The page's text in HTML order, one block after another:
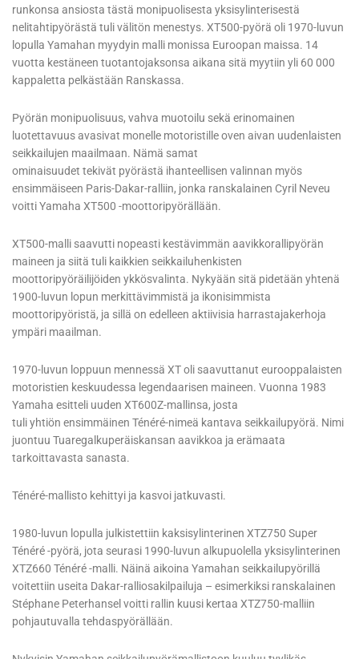
runkonsa ansiosta tästä monipuolisesta yksisylinterisestä
nelitahtipyörästä tuli välitön menestys. XT500-pyörä oli 1970-luvun
lopulla Yamahan myydyin malli monissa Euroopan maissa. 14
vuotta kestäneen tuotantojaksonsa aikana sitä myytiin yli 60 000
kappaletta pelkästään Ranskassa.
Pyörän monipuolisuus, vahva muotoilu sekä erinomainen
luotettavuus avasivat monelle motoristille oven aivan uudenlaisten
seikkailujen maailmaan. Nämä samat
ominaisuudet tekivät pyörästä ihanteellisen valinnan myös
ensimmäiseen Paris-Dakar-ralliin, jonka ranskalainen Cyril Neveu
voitti Yamaha XT500 -moottoripyörällään.
XT500-malli saavutti nopeasti kestävimmän aavikkorallipyörän
maineen ja siitä tuli kaikkien seikkailuhenkisten
moottoripyöräilijöiden ykkösvalinta. Nykyään sitä pidetään yhtenä
1900-luvun lopun merkittävimmistä ja ikonisimmista
moottoripyöristä, ja sillä on edelleen aktiivisia harrastajakerhoja
ympäri maailman.
1970-luvun loppuun mennessä XT oli saavuttanut eurooppalaisten
motoristien keskuudessa legendaarisen maineen. Vuonna 1983
Yamaha esitteli uuden XT600Z-mallinsa, josta
tuli yhtiön ensimmäinen Ténéré-nimeä kantava seikkailupyörä. Nimi
juontuu Tuaregalkuperäiskansan aavikkoa ja erämaata
tarkoittavasta sanasta.
Ténéré-mallisto kehittyi ja kasvoi jatkuvasti.
1980-luvun lopulla julkistettiin kaksisylinterinen XTZ750 Super
Ténéré -pyörä, jota seurasi 1990-luvun alkupuolella yksisylinterinen
XTZ660 Ténéré -malli. Näinä aikoina Yamahan seikkailupyörillä
voitettiin useita Dakar-ralliosakilpailuja – esimerkiksi ranskalainen
Stéphane Peterhansel voitti rallin kuusi kertaa XTZ750-malliin
pohjautuvalla tehdaspyörällään.